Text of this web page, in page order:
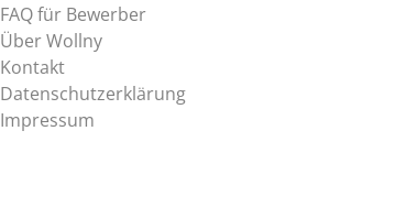
FAQ für Bewerber
Über Wollny
Kontakt
Datenschutzerklärung
Impressum